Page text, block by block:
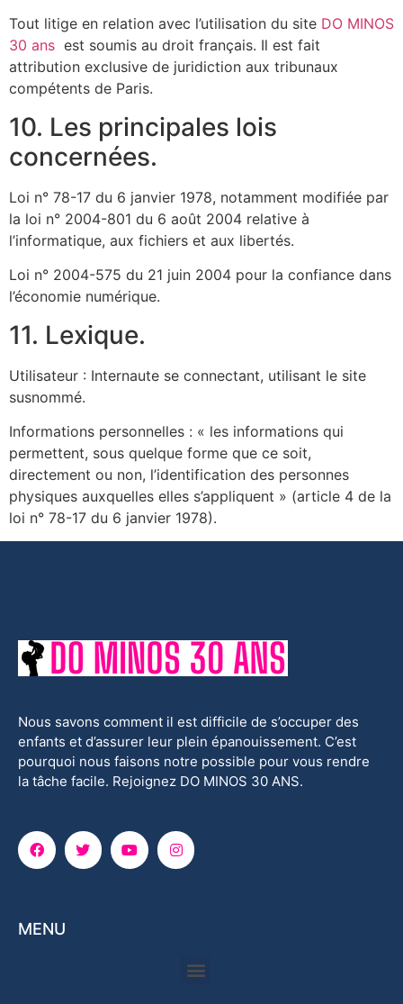
Tout litige en relation avec l’utilisation du site DO MINOS
30 ans est soumis au droit français. Il est fait
attribution exclusive de juridiction aux tribunaux
compétents de Paris.
10. Les principales lois
concernées.
Loi n° 78-17 du 6 janvier 1978, notamment modifiée par
la loi n° 2004-801 du 6 août 2004 relative à
l’informatique, aux fichiers et aux libertés.
Loi n° 2004-575 du 21 juin 2004 pour la confiance dans
l’économie numérique.
11. Lexique.
Utilisateur : Internaute se connectant, utilisant le site
susnommé.
Informations personnelles : « les informations qui
permettent, sous quelque forme que ce soit,
directement ou non, l’identification des personnes
physiques auxquelles elles s’appliquent » (article 4 de la
loi n° 78-17 du 6 janvier 1978).
Nous savons comment il est difficile de s’occuper des
enfants et d’assurer leur plein épanouissement. C’est
pourquoi nous faisons notre possible pour vous rendre
la tâche facile. Rejoignez DO MINOS 30 ANS.
MENU